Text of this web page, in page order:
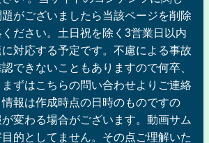
がございましたら当該ページを削除
ださい。土日祝を除く3営業日以内
対応する予定です。不慮による事故
できないこともありますので何卒、
ずはこちらの問い合わせよりご連絡
報は作成時点の日時のものですの
変わる場合がございます。動画サム
的としてません。その点ご理解いた